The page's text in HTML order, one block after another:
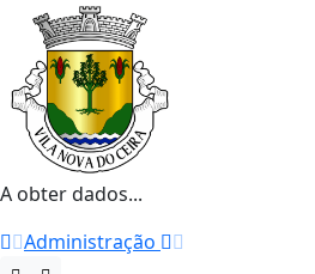
A obter dados...
Administração